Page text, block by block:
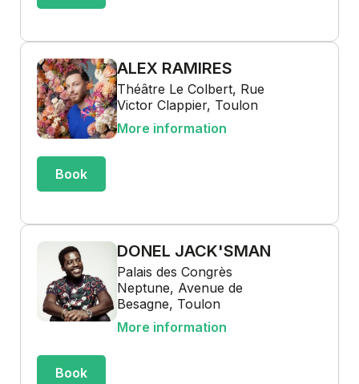
ALEX RAMIRES
Théâtre Le Colbert, Rue
Victor Clappier, Toulon
More information
Book
DONEL JACK'SMAN
Palais des Congrès
Neptune, Avenue de
Besagne, Toulon
More information
Book